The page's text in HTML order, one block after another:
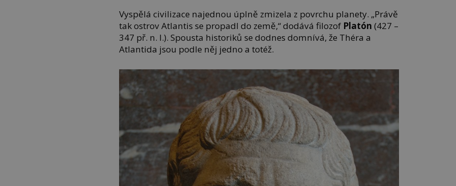
Vyspělá civilizace najednou úplně zmizela z povrchu planety. „Právě
tak ostrov Atlantis se propadl do země,“ dodává filozof Platón (427 –
347 př. n. l.). Spousta historiků se dodnes domnívá, že Théra a
Atlantida jsou podle něj jedno a totéž.